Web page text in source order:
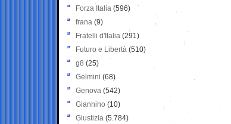
Forza Italia (596)
frana (9)
Fratelli d'Italia (291)
Futuro e Libertà (510)
g8 (25)
Gelmini (68)
Genova (542)
Giannino (10)
Giustizia (5.784)